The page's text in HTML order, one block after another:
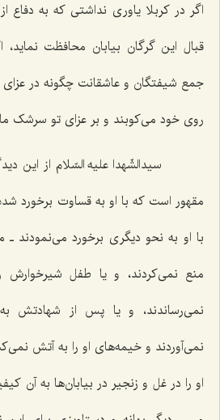
اگر در کربلا یاوری نداشتی که به دفاع
قبال این گرگان بیابان محافظت
جمع شیفتگان و عاشقانت چگونه در عزای
روی خود می‌کوبند و بر عزای تو سرشک
سیدالشّهدا علیه السّلام از این
مقهور است که با او به قساوت برخورد
با او به نحو دیگری برخورد می‌نمودند ـ
منع نمی‌کردند، و یا طفل شیرخوارش
نمی‌رساندند، و یا پس از شهادتش
نمی‌آوردند و خیمه‌های او را به آتش
او را در غل و زنجیر در بیابان‌ها به آن